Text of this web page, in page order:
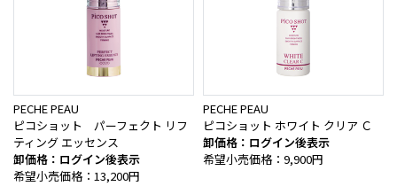
PECHE PEAU
ピコショット パーフェクト リフ
ティング エッセンス
卸価格：ログイン後表示
希望小売価格：13,200円
PECHE PEAU
ピコショット ホワイト クリア Ｃ
卸価格：ログイン後表示
希望小売価格：9,900円